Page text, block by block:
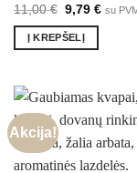
Įvertinimas:
5.00iš 5
11,00€ Original
was:
11,00 €.
9,79 € su
Į KREPŠELĮ
Akcija!